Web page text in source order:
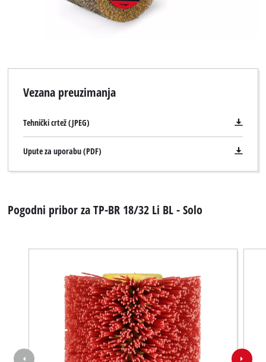
Vezana preuzimanja
Tehnički crtež (JPEG)
Upute za uporabu (PDF)
Pogodni pribor za TP-BR 18/32 Li BL - Solo